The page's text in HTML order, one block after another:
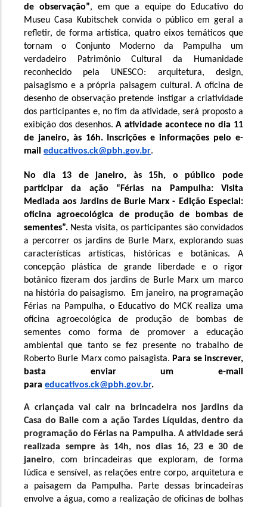
de observação”, em que a equipe do Educativo do
Museu Casa Kubitschek convida o público em geral a
refletir, de forma artística, quatro eixos temáticos que
tornam o Conjunto Moderno da Pampulha um
verdadeiro Patrimônio Cultural da Humanidade
reconhecido pela UNESCO: arquitetura, design,
paisagismo e a própria paisagem cultural. A oficina de
desenho de observação pretende instigar a criatividade
dos participantes e, no fim da atividade, será proposto a
exibição dos desenhos. A atividade acontece no dia 11
de janeiro, às 16h. Inscrições e informações pelo e-
mail educativos.ck@pbh.gov.br.
No dia 13 de janeiro, às 15h, o público pode
participar da ação “Férias na Pampulha: Visita
Mediada aos Jardins de Burle Marx - Edição Especial:
oficina agroecológica de produção de bombas de
sementes”. Nesta visita, os participantes são convidados
a percorrer os jardins de Burle Marx, explorando suas
características artísticas, históricas e botânicas. A
concepção plástica de grande liberdade e o rigor
botânico fizeram dos jardins de Burle Marx um marco
na história do paisagismo.  Em janeiro, na programação
Férias na Pampulha, o Educativo do MCK realiza uma
oficina agroecológica de produção de bombas de
sementes como forma de promover a educação
ambiental que tanto se fez presente no trabalho de
Roberto Burle Marx como paisagista. Para se inscrever,
basta enviar um e-mail
para educativos.ck@pbh.gov.br.
A criançada vai cair na brincadeira nos jardins da
Casa do Baile com a ação Tardes Líquidas, dentro da
programação do Férias na Pampulha. A atividade será
realizada sempre às 14h, nos dias 16, 23 e 30 de
janeiro, com brincadeiras que exploram, de forma
lúdica e sensível, as relações entre corpo, arquitetura e
a paisagem da Pampulha. Parte dessas brincadeiras
envolve a água, como a realização de oficinas de bolhas